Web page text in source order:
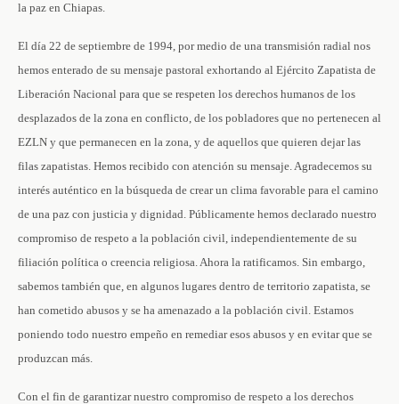
la paz en Chiapas.
El día 22 de septiembre de 1994, por medio de una transmisión radial nos
hemos enterado de su mensaje pastoral exhortando al Ejército Zapatista de
Liberación Nacional para que se respeten los derechos humanos de los
desplazados de la zona en conflicto, de los pobladores que no pertenecen al
EZLN y que permanecen en la zona, y de aquellos que quieren dejar las
filas zapatistas. Hemos recibido con atención su mensaje. Agradecemos su
interés auténtico en la búsqueda de crear un clima favorable para el camino
de una paz con justicia y dignidad. Públicamente hemos declarado nuestro
compromiso de respeto a la población civil, independientemente de su
filiación política o creencia religiosa. Ahora la ratificamos. Sin embargo,
sabemos también que, en algunos lugares dentro de territorio zapatista, se
han cometido abusos y se ha amenazado a la población civil. Estamos
poniendo todo nuestro empeño en remediar esos abusos y en evitar que se
produzcan más.
Con el fin de garantizar nuestro compromiso de respeto a los derechos